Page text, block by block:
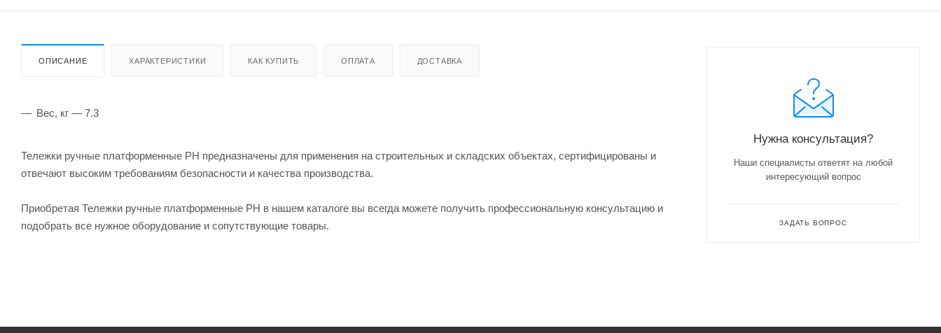
ОПИСАНИЕ ХАРАКТЕРИСТИКИ КАК КУПИТЬ ОПЛАТА ДОСТАВКА
Вес, кг — 7.3
Тележки ручные платформенные PH предназначены для применения на строительных и складских объектах, сертифицированы и
отвечают высоким требованиям безопасности и качества производства.
Приобретая Тележки ручные платформенные PH в нашем каталоге вы всегда можете получить профессиональную консультацию и
подобрать все нужное оборудование и сопутствующие товары.
Нужна консультация?
Наши специалисты ответят на любой
интересующий вопрос
ЗАДАТЬ ВОПРОС